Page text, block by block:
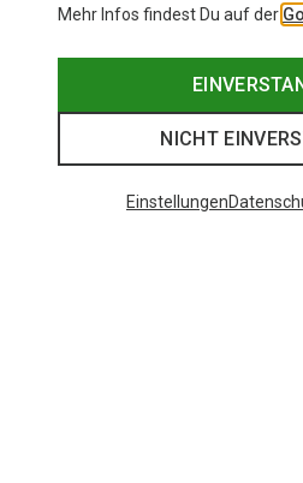
Mehr Infos findest Du auf der
NICHT
Einstellungen